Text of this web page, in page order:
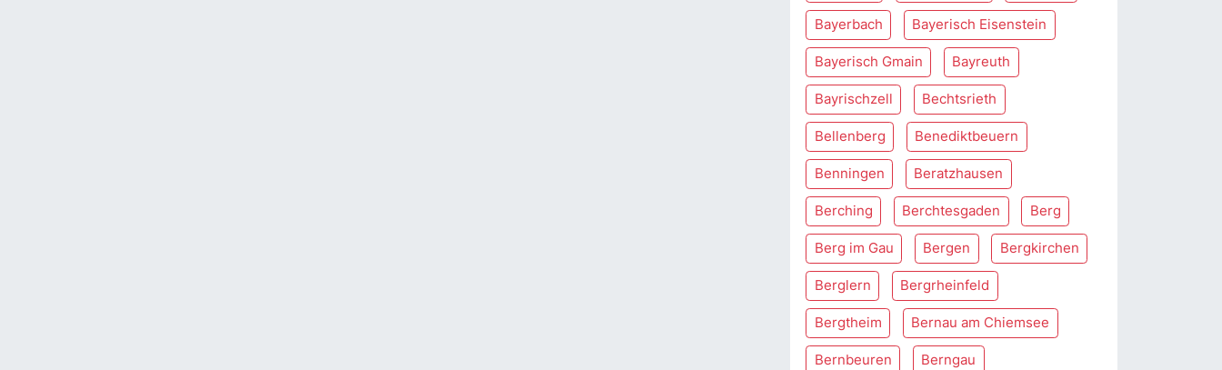
Bayerbach Bayerisch Eisenstein
Bayerisch Gmain Bayreuth
Bayrischzell Bechtsrieth
Bellenberg Benediktbeuern
Benningen Beratzhausen
Berching Berchtesgaden Berg
Berg im Gau Bergen Bergkirchen
Berglern Bergrheinfeld
Bergtheim Bernau am Chiemsee
Bernbeuren Berngau